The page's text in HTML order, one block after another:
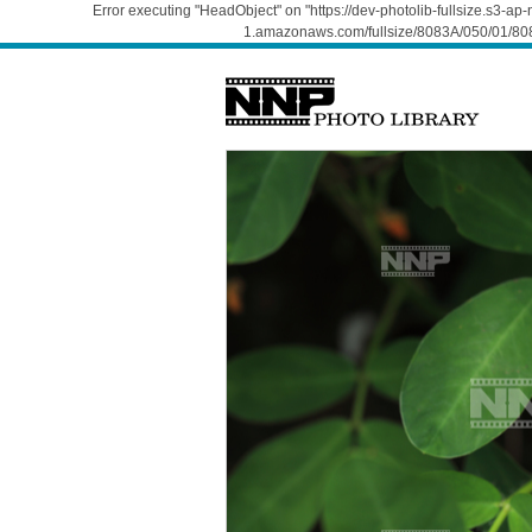
Error executing "HeadObject" on "https://dev-photolib-fullsize.s3-
1.amazonaws.com/fullsize/8083A/050/01/